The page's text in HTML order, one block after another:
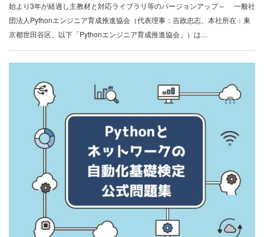
始より3年が経過し主教材と対応ライブラリ等のバージョンアップ～ 一般社
団法人Pythonエンジニア育成推進協会（代表理事：吉政忠志、本社所在：東
京都世田谷区、以下「Pythonエンジニア育成推進協会」）は…